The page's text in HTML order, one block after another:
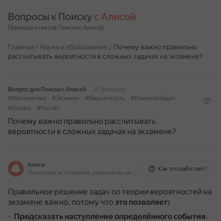
Вопросы к Поиску с Алисой
Примеры ответов Поиска с Алисой
Главная / Наука и образование / Почему важно правильно
рассчитывать вероятности в сложных задачах на экзамене?
Вопрос для Поиска с Алисой
20 февраля
#Математика
#Экзамен #Вероятность
#РешениеЗадач
#Логика
#Расчёт
Почему важно правильно рассчитывать
вероятности в сложных задачах на экзамене?
Алиса
На основе источников, возможны неточности
Как это работает?
Правильное решение задач по теории вероятностей на
экзамене важно, потому что это позволяет:
Предсказать наступление определённого события.